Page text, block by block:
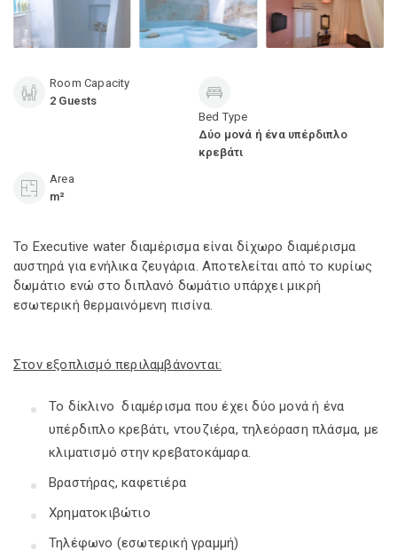
Room Capacity
2 Guests
Bed Type
Δύο μονά ή ένα υπέρδιπλο
κρεβάτι
Area
m²
Το Executive water διαμέρισμα είναι δίχωρο διαμέρισμα
αυστηρά για ενήλικα ζευγάρια. Αποτελείται από το κυρίως
δωμάτιο ενώ στο διπλανό δωμάτιο υπάρχει μικρή
εσωτερική θερμαινόμενη πισίνα.
Στον εξοπλισμό περιλαμβάνονται:
Το δίκλινο διαμέρισμα που έχει δύο μονά ή ένα
υπέρδιπλο κρεβάτι, ντουζιέρα, τηλεόραση πλάσμα, με
κλιματισμό στην κρεβατοκάμαρα.
Βραστήρας, καφετιέρα
Χρηματοκιβώτιο
Τηλέφωνο (εσωτερική γραμμή)